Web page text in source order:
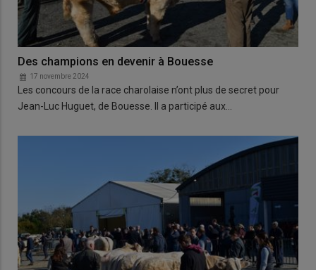
Des champions en devenir à Bouesse
17 novembre 2024
Les concours de la race charolaise n’ont plus de secret pour
Jean-Luc Huguet, de Bouesse. Il a participé aux…